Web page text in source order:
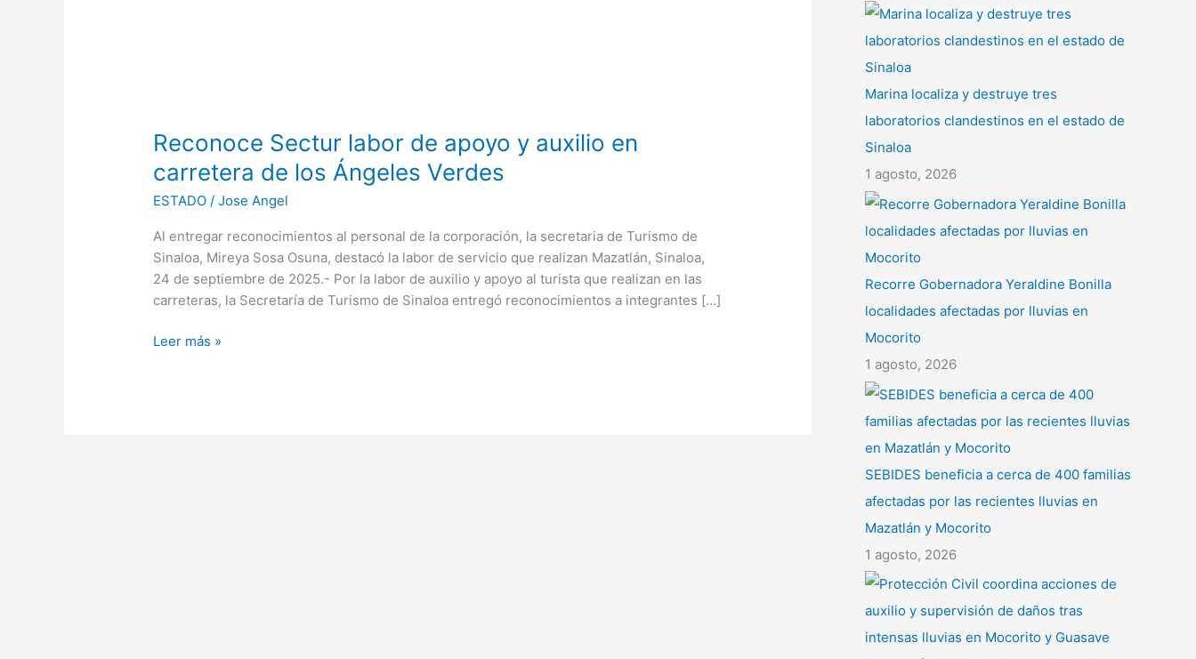
Reconoce Sectur labor de apoyo y auxilio en
carretera de los Ángeles Verdes
ESTADO /Jose Angel
Al entregar reconocimientos al personal de la corporación, la secretaria de Turismo de
Sinaloa, Mireya Sosa Osuna, destacó la labor de servicio que realizan Mazatlán, Sinaloa,
24 de septiembre de 2025.- Por la labor de auxilio y apoyo al turista que realizan en las
carreteras, la Secretaría de Turismo de Sinaloa entregó reconocimientos a integrantes […]
labor
apoyo
y
en
carretera
de
los
Verdes
Leer más »
Marina localiza y destruye tres
laboratorios clandestinos en el estado de
Sinaloa
1 agosto, 2026
Recorre Gobernadora Yeraldine Bonilla
localidades afectadas por lluvias en
Mocorito
1 agosto, 2026
SEBIDES beneficia a cerca de 400 familias
afectadas por las recientes lluvias en
Mazatlán y Mocorito
1 agosto, 2026